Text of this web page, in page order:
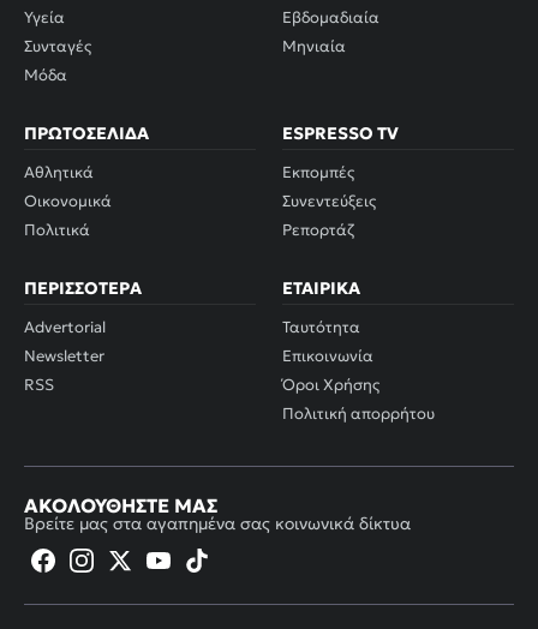
Υγεία
Συνταγές
Μόδα
Εβδομαδιαία
Μηνιαία
ΠΡΩΤΟΣΈΛΙΔΑ
Αθλητικά
Οικονομικά
Πολιτικά
ESPRESSO TV
Εκπομπές
Συνεντεύξεις
Ρεπορτάζ
ΠΕΡΙΣΣΌΤΕΡΑ
Advertorial
Newsletter
RSS
ΕΤΑΙΡΙΚΆ
Ταυτότητα
Επικοινωνία
Όροι Χρήσης
Πολιτική απορρήτου
ΑΚΟΛΟΥΘΉΣΤΕ ΜΑΣ
Βρείτε μας στα αγαπημένα σας κοινωνικά δίκτυα